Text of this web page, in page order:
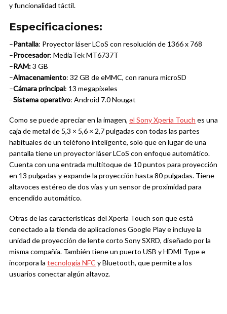
y funcionalidad táctil.
Especificaciones:
–Pantalla: Proyector láser LCoS con resolución de 1366 x 768
–Procesador: MediaTek MT6737T
–RAM:3 GB
–Almacenamiento: 32 GB de eMMC, con ranura microSD
–Cámara principal: 13 megapíxeles
–Sistema operativo: Android 7.0 Nougat
Como se puede apreciar en la imagen, el Sony Xperia Touch es una
caja de metal de 5,3 × 5,6 × 2,7 pulgadas con todas las partes
habituales de un teléfono inteligente, solo que en lugar de una
pantalla tiene un proyector láser LCoS con enfoque automático.
Cuenta con una entrada multitoque de 10 puntos para proyección
en 13 pulgadas y expande la proyección hasta 80 pulgadas. Tiene
altavoces estéreo de dos vías y un sensor de proximidad para
encendido automático.
Otras de las características del Xperia Touch son que está
conectado a la tienda de aplicaciones Google Play e incluye la
unidad de proyección de lente corto Sony SXRD, diseñado por la
misma compañía. También tiene un puerto USB y HDMI Type e
incorpora la tecnología NFC y Bluetooth, que permite a los
usuarios conectar algún altavoz.